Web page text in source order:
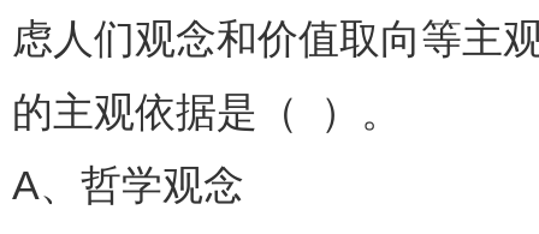
虑人们观念和价值取向等主
的主观依据是（ ）。
A、哲学观念